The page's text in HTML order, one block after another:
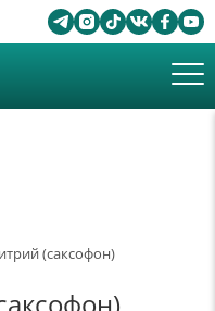
(саксофон)